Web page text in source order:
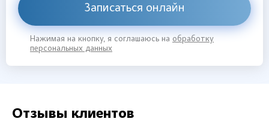
Записаться онлайн
Нажимая на кнопку, я соглашаюсь на обработку
персональных данных
Отзывы клиентов